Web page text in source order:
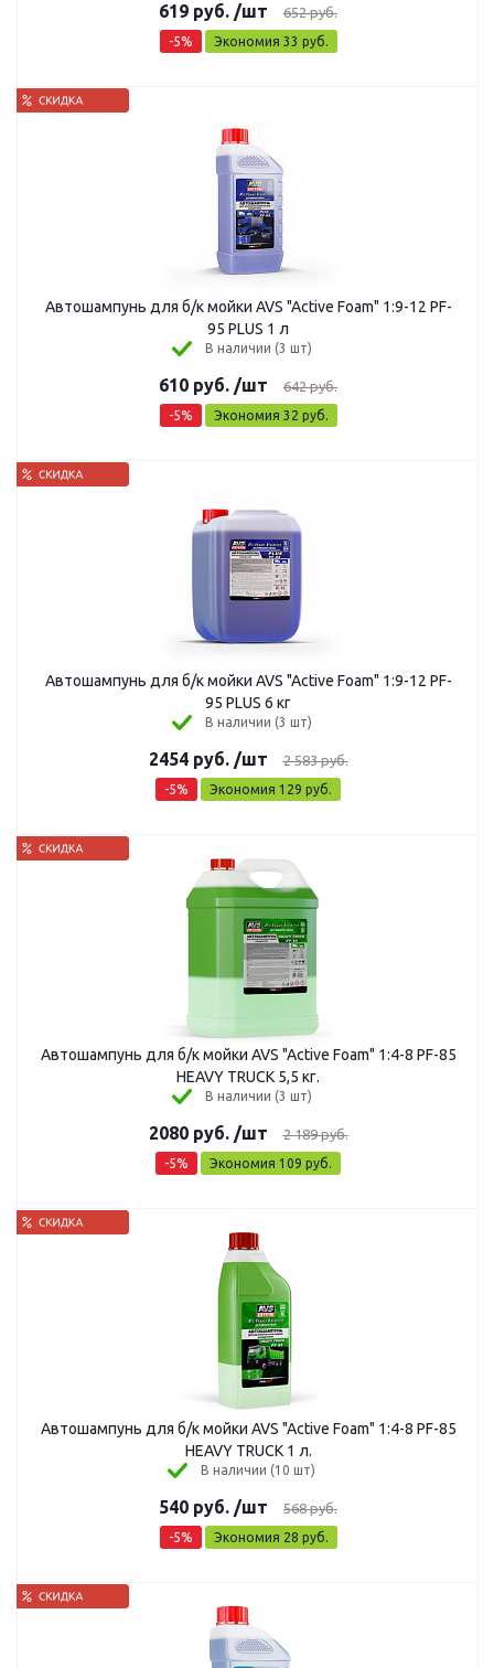
619 руб. /шт 652руб.
-5% Экономия 33 руб.
Автошампунь для б/к мойки AVS "Active Foam" 1:9-12 PF-
95 PLUS 1 л
В наличии (3 шт)
610 руб. /шт 642руб.
-5% Экономия 32 руб.
Автошампунь для б/к мойки AVS "Active Foam" 1:9-12 PF-
95 PLUS 6 кг
В наличии (3 шт)
2454руб. /шт 2 583руб.
-5% Экономия 129 руб.
Автошампунь для б/к мойки AVS "Active Foam" 1:4-8 PF-85
HEAVY TRUCK 5,5 кг.
В наличии (3 шт)
2080руб. /шт 2 189руб.
-5% Экономия 109 руб.
Автошампунь для б/к мойки AVS "Active Foam" 1:4-8 PF-85
HEAVY TRUCK 1 л.
В наличии (10 шт)
540 руб. /шт 568руб.
-5% Экономия 28 руб.